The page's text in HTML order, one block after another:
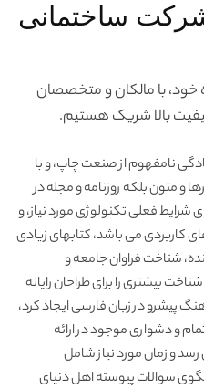
از سال ۱۹۹۰ شرکت ساختمانی
زیر کلاه خود، با مالکان و متخصصان
بالا شریک هستیم.
نامفهوم از صنعت چاپ، و با
و متون بلکه روزنامه و مجله در
شرایط فعلی تکنولوژی مورد نیاز، و
کاربردی می باشد، کتابهای زیادی
شناخت فراوان جامعه و
بیشتری را برای طراحان رایانه
پیشرو در زبان فارسی ایجاد کرد،
و دشواری موجود در ارائه
و زمان مورد نیاز شامل
سوالات پیوسته اهل دنیای